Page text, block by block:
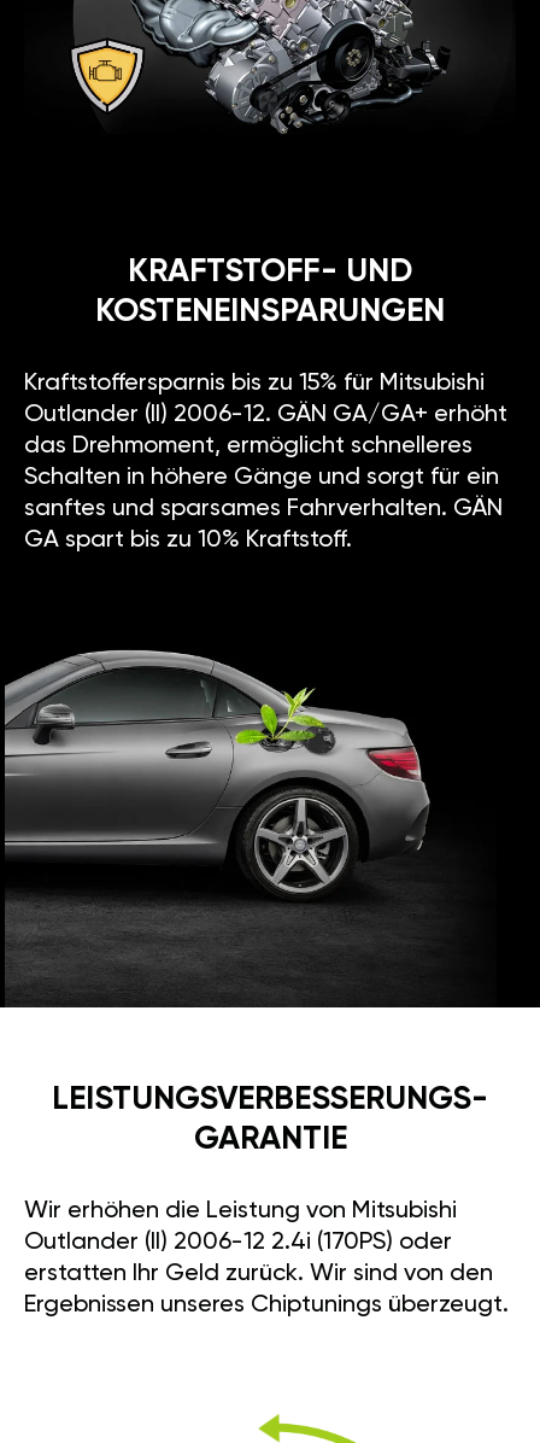
KRAFTSTOFF- UND
KOSTENEINSPARUNGEN
Kraftstoffersparnis bis zu 15% für Mitsubishi
Outlander (II) 2006-12. GÄN GA/GA+ erhöht
das Drehmoment, ermöglicht schnelleres
Schalten in höhere Gänge und sorgt für ein
sanftes und sparsames Fahrverhalten. GÄN
GA spart bis zu 10% Kraftstoff.
LEISTUNGSVERBESSE­RUNGS­
GARANTIE
Wir erhöhen die Leistung von Mitsubishi
Outlander (II) 2006-12 2.4i (170PS) oder
erstatten Ihr Geld zurück. Wir sind von den
Ergebnissen unseres Chiptunings überzeugt.